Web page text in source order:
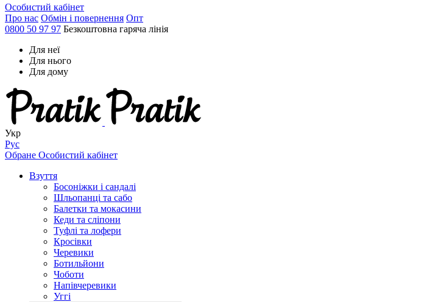
Особистий кабінет
Про нас Обмін і повернення Опт
0800 50 97 97 Безкоштовна гаряча лінія
Для неї
Для нього
Для дому
Укр
Рус
Обране Особистий кабінет
Взуття
Босоніжки і сандалі
Шльопанці та сабо
Балетки та мокасини
Кеди та сліпони
Туфлі та лофери
Кросівки
Черевики
Ботильйони
Чоботи
Напівчеревики
Уггі